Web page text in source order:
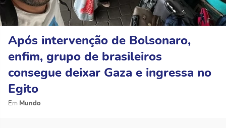
Após intervenção de Bolsonaro,
enfim, grupo de brasileiros
consegue deixar Gaza e ingressa no
Egito
Mundo